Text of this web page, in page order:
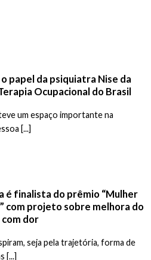
papel da psiquiatra Nise da
Ocupacional do Brasil
um espaço importante na
[...]
é finalista do prêmio “Mulher
com projeto sobre melhora do
dor
seja pela trajetória, forma de
[...]